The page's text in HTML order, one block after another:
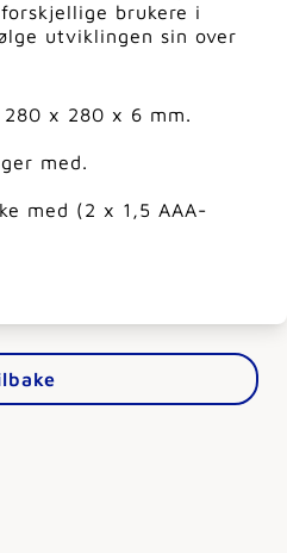
brukere i
utviklingen sin over
x 280 x 6 mm.
med.
med (2 x 1,5 AAA-